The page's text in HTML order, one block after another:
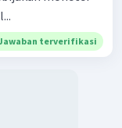
terverifikasi